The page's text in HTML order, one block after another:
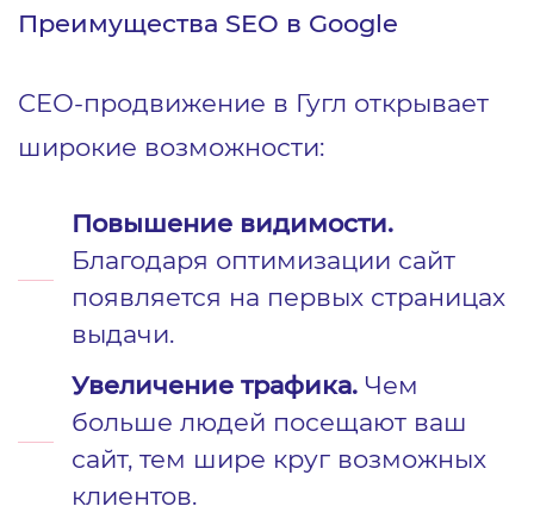
Преимущества SEO в Google
СЕО-продвижение в Гугл открывает
широкие возможности:
Повышение видимости.
Благодаря оптимизации сайт
появляется на первых страницах
выдачи.
Увеличение трафика. Чем
больше людей посещают ваш
сайт, тем шире круг возможных
клиентов.